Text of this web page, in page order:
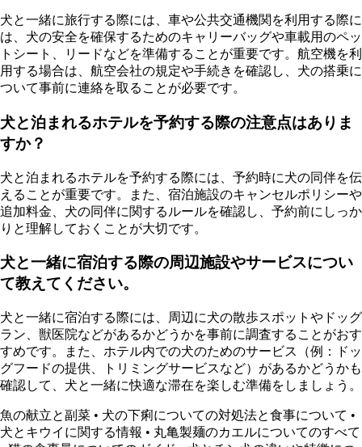
犬と一緒に旅行する際には、車や公共交通機関を利用する際に
は、犬の安全を確保するためのキャリーバッグや車載用のペッ
トシート、リードなどを準備することが重要です。航空機を利
用する場合は、航空会社の規定や手続きを確認し、犬の搭乗に
ついて事前に連絡を取ることが必要です。
犬と泊まれるホテルを予約する際の注意点はありま
すか？
犬と泊まれるホテルを予約する際には、予約時に犬の同伴を伝
えることが重要です。また、宿泊施設のキャンセルポリシーや
追加料金、犬の同伴に関するルールを確認し、予約前にしっか
りと理解しておくことが大切です。
犬と一緒に宿泊する際の周辺施設やサービスについ
て教えてください。
犬と一緒に宿泊する際には、周辺に犬の散歩スポットやドッグ
ラン、獣医院などがあるかどうかを事前に調査することがおす
すめです。また、ホテル内での犬のためのサービス（例：ドッ
グフードの提供、トリミングサービスなど）があるかどうかも
確認して、犬と一緒に快適な滞在を楽しむ準備をしましょう。
魚の献立と副菜 • 犬の下痢についての対処法と食事について •
犬とキウイに関する情報 • 丸亀製麺のカエルについてのすべて